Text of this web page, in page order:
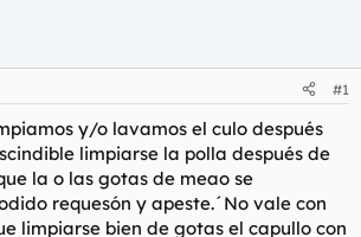
#1
y/o lavamos el culo después
limpiarse la polla después de
la o las gotas de meao se
requesón y apeste.´No vale con
limpiarse bien de gotas el capullo con